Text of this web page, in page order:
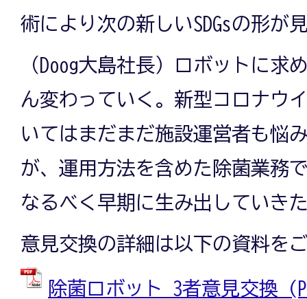
術により次の新しいSDGsの形が
（Doog大島社長）ロボットに求
ん変わっていく。新型コロナウ
いてはまだまだ施設運営者も悩
が、運用方法を含めた除菌業務
なるべく早期に生み出していき
意見交換の詳細は以下の資料を
除菌ロボット_3者意見交換